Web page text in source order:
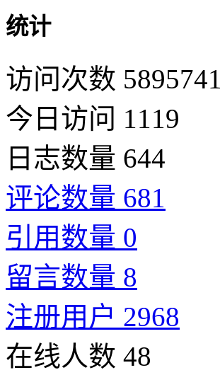
统计
访问次数 5895741
今日访问 1119
日志数量 644
评论数量 681
引用数量 0
留言数量 8
注册用户 2968
在线人数 48